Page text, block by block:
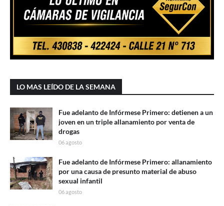
LO MAS LEÍDO DE LA SEMANA
Fue adelanto de Infórmese Primero: detienen a un
joven en un triple allanamiento por venta de
drogas
06 agosto
Fue adelanto de Infórmese Primero: allanamiento
por una causa de presunto material de abuso
sexual infantil
06 agosto